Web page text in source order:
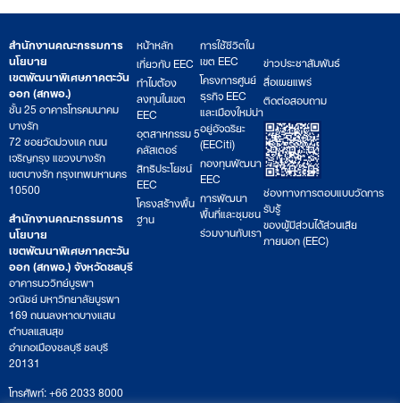
สำนักงานคณะกรรมการ
นโยบาย
เขตพัฒนาพิเศษภาคตะวัน
ออก (สกพอ.)
ชั้น 25 อาคารโทรคมนาคม
บางรัก
72 ซอยวัดม่วงแค ถนน
เจริญกรุง แขวงบางรัก
เขตบางรัก กรุงเทพมหานคร
10500
สำนักงานคณะกรรมการ
นโยบาย
เขตพัฒนาพิเศษภาคตะวัน
ออก (สกพอ.) จังหวัดชลบุรี
อาคารนววิทย์บูรพา
วณิชย์ มหาวิทยาลัยบูรพา
169 ถนนลงหาดบางแสน
ตำบลแสนสุข
อำเภอเมืองชลบุรี ชลบุรี
20131
โทรศัพท์: +66 2033 8000
หน้าหลัก
เกี่ยวกับ EEC
ทำไมต้อง
ลงทุนในเขต
EEC
อุตสาหกรรม 5
คลัสเตอร์
สิทธิประโยชน์
EEC
โครงสร้างพื้น
ฐาน
การใช้ชีวิตใน
เขต EEC
โครงการศูนย์
ธุรกิจ EEC
และเมืองใหม่น่า
อยู่อัจฉริยะ
(EECiti)
กองทุนพัฒนา
EEC
การพัฒนา
พื้นที่และชุมชน
ร่วมงานกับเรา
ข่าวประชาสัมพันธ์
สื่อเผยแพร่
ติดต่อสอบถาม
ช่องทางการตอบแบบวัดการ
รับรู้
ของผู้มีส่วนได้ส่วนเสีย
ภายนอก (EEC)